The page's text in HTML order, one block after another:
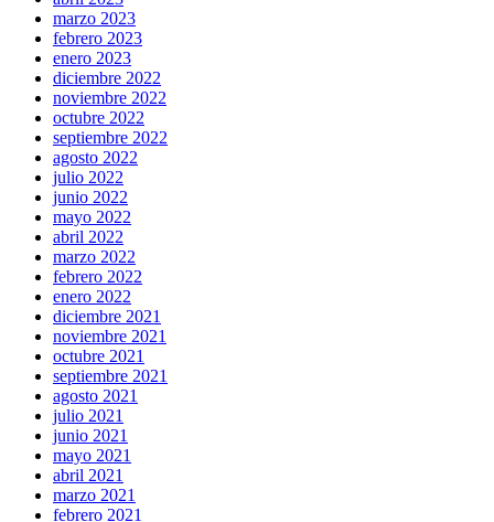
marzo 2023
febrero 2023
enero 2023
diciembre 2022
noviembre 2022
octubre 2022
septiembre 2022
agosto 2022
julio 2022
junio 2022
mayo 2022
abril 2022
marzo 2022
febrero 2022
enero 2022
diciembre 2021
noviembre 2021
octubre 2021
septiembre 2021
agosto 2021
julio 2021
junio 2021
mayo 2021
abril 2021
marzo 2021
febrero 2021